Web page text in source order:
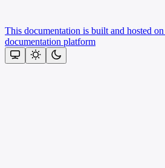
This documentation is built and hosted
documentation platform